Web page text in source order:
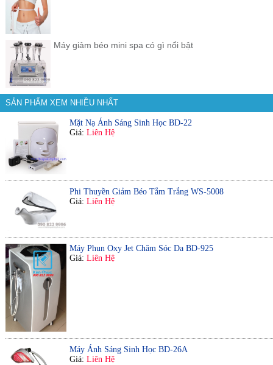
Máy giảm béo mini spa có gì nổi bật
SẢN PHẨM XEM NHIỀU NHẤT
Mặt Nạ Ánh Sáng Sinh Học BD-22
Giá: Liên Hệ
Phi Thuyền Giảm Béo Tắm Trắng WS-5008
Giá: Liên Hệ
Máy Phun Oxy Jet Chăm Sóc Da BD-925
Giá: Liên Hệ
Máy Ánh Sáng Sinh Học BD-26A
Giá: Liên Hệ